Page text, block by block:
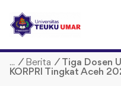
p
/ Berita / Tiga Dosen
KORPRI Tingkat Aceh